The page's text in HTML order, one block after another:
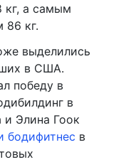
кг, а самым
86 кг.
выделились
в США.
победу в
в
Элина Гоок
бодифитнес в